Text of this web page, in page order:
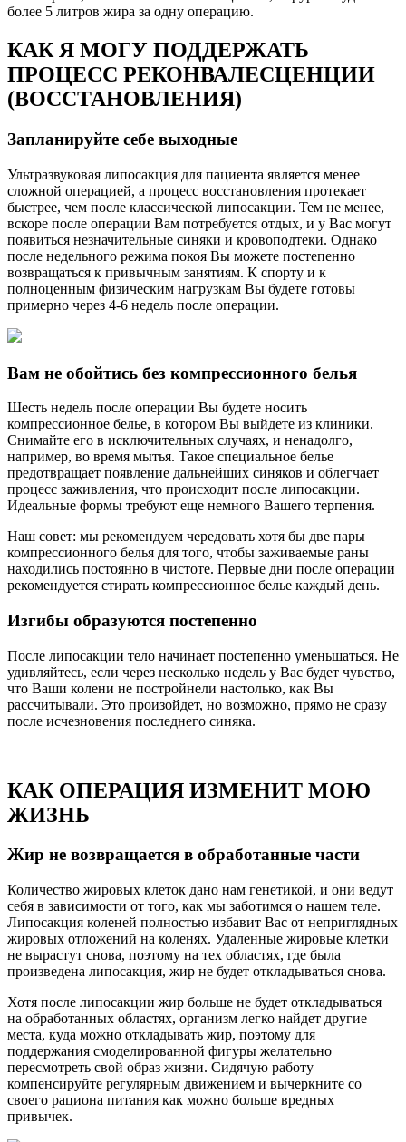
более 5 литров жира за одну операцию.
КАК Я МОГУ ПОДДЕРЖАТЬ
ПРОЦЕСС РЕКОНВАЛЕСЦЕНЦИИ
(ВОССТАНОВЛЕНИЯ)
Запланируйте себе выходные
Ультразвуковая липосакция для пациента является менее
сложной операцией, а процесс восстановления протекает
быстрее, чем после классической липосакции. Тем не менее,
вскоре после операции Вам потребуется отдых, и у Вас могут
появиться незначительные синяки и кровоподтеки. Однако
после недельного режима покоя Вы можете постепенно
возвращаться к привычным занятиям. К спорту и к
полноценным физическим нагрузкам Вы будете готовы
примерно через 4-6 недель после операции.
Вам не обойтись без компрессионного белья
Шесть недель после операции Вы будете носить
компрессионное белье, в котором Вы выйдете из клиники.
Снимайте его в исключительных случаях, и ненадолго,
например, во время мытья. Такое специальное белье
предотвращает появление дальнейших синяков и облегчает
процесс заживления, что происходит после липосакции.
Идеальные формы требуют еще немного Вашего терпения.
Наш совет: мы рекомендуем чередовать хотя бы две пары
компрессионного белья для того, чтобы заживаемые раны
находились постоянно в чистоте. Первые дни после операции
рекомендуется стирать компрессионное белье каждый день.
Изгибы образуются постепенно
После липосакции тело начинает постепенно уменьшаться. Не
удивляйтесь, если через несколько недель у Вас будет чувство,
что Ваши колени не постройнели настолько, как Вы
рассчитывали. Это произойдет, но возможно, прямо не сразу
после исчезновения последнего синяка.
КАК ОПЕРАЦИЯ ИЗМЕНИТ МОЮ
ЖИЗНЬ
Жир не возвращается в обработанные части
Количество жировых клеток дано нам генетикой, и они ведут
себя в зависимости от того, как мы заботимся о нашем теле.
Липосакция коленей полностью избавит Вас от неприглядных
жировых отложений на коленях. Удаленные жировые клетки
не вырастут снова, поэтому на тех областях, где была
произведена липосакция, жир не будет откладываться снова.
Хотя после липосакции жир больше не будет откладываться
на обработанных областях, организм легко найдет другие
места, куда можно откладывать жир, поэтому для
поддержания смоделированной фигуры желательно
пересмотреть свой образ жизни. Сидячую работу
компенсируйте регулярным движением и вычеркните со
своего рациона питания как можно больше вредных
привычек.